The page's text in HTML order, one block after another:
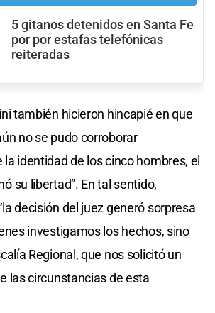
5 gitanos detenidos en Santa Fe
por por estafas telefónicas
reiteradas
también hicieron hincapié en que
no se pudo corroborar
identidad de los cinco hombres, el
su libertad”. En tal sentido,
decisión del juez generó sorpresa
investigamos los hechos, sino
Regional, que nos solicitó un
las circunstancias de esta